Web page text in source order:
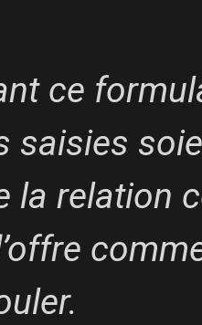
ce
saisies
la relation